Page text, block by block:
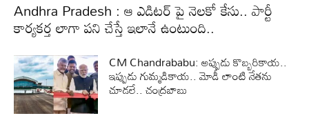
Andhra Pradesh : ఆ ఎడిటర్ పై నెలకో కేసు.. పార్టీ
కార్యకర్త లాగా పని చేస్తే ఇలానే ఉంటుంది..
CM Chandrababu: అప్పుడు కొబ్బరికాయ..
ఇప్పుడు గుమ్మడికాయ.. మోడీ లాంటి నేతను
చూడలే.. చంద్రబాబు